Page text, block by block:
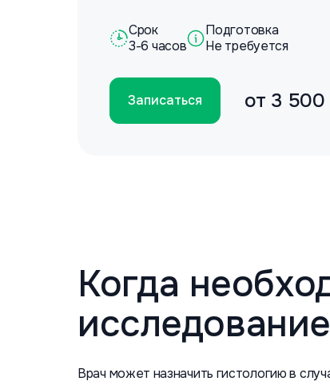
Срок
3-6 часов
Подготовка
Не требуется
Записаться от 3 500
Когда
Врач может назначить гистологию в